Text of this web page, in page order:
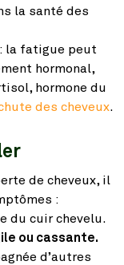
la santé des
: la fatigue peut
hormonal,
hormone du
des cheveux.
de cheveux, il
:
du cuir chevelu.
ou cassante.
d’autres